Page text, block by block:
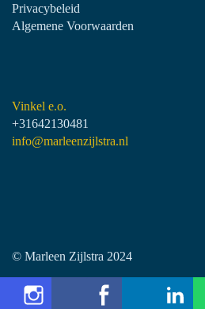
Privacybeleid
Algemene Voorwaarden
Vinkel e.o.
+31642130481
info@marleenzijlstra.nl
© Marleen Zijlstra 2024